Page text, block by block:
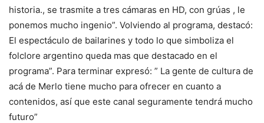
historia., se trasmite a tres cámaras en HD, con grúas , le
ponemos mucho ingenio”. Volviendo al programa, destacó:
El espectáculo de bailarines y todo lo que simboliza el
folclore argentino queda mas que destacado en el
programa”. Para terminar expresó: ” La gente de cultura de
acá de Merlo tiene mucho para ofrecer en cuanto a
contenidos, así que este canal seguramente tendrá mucho
futuro”